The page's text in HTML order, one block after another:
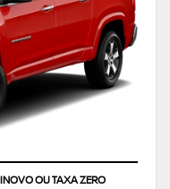
OU TAXA ZERO